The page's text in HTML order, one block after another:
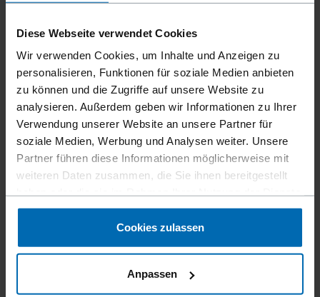
Diese Webseite verwendet Cookies
Wir verwenden Cookies, um Inhalte und Anzeigen zu
personalisieren, Funktionen für soziale Medien anbieten
zu können und die Zugriffe auf unsere Website zu
analysieren. Außerdem geben wir Informationen zu Ihrer
Verwendung unserer Website an unsere Partner für
soziale Medien, Werbung und Analysen weiter. Unsere
Partner führen diese Informationen möglicherweise mit
weiteren Daten zusammen, die Sie ihnen bereitgestellt
gesammelt haben.
Cookies zulassen
Anpassen
Befestigungsmittel///Klammern ///Standard­klammern//
BECK 206